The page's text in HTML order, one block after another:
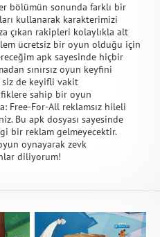
bölümün sonunda farklı bir
kullanarak karakterimizi
çıkan rakipleri kolaylıkla alt
ücretsiz bir oyun olduğu için
apk sayesinde hiçbir
sınırsız oyun keyfini
siz de keyifli vakit
sahip bir oyun
Free-For-All reklamsız hileli
Bu apk dosyası sayesinde
bir reklam gelmeyecektir.
oynayarak zevk
diliyorum!